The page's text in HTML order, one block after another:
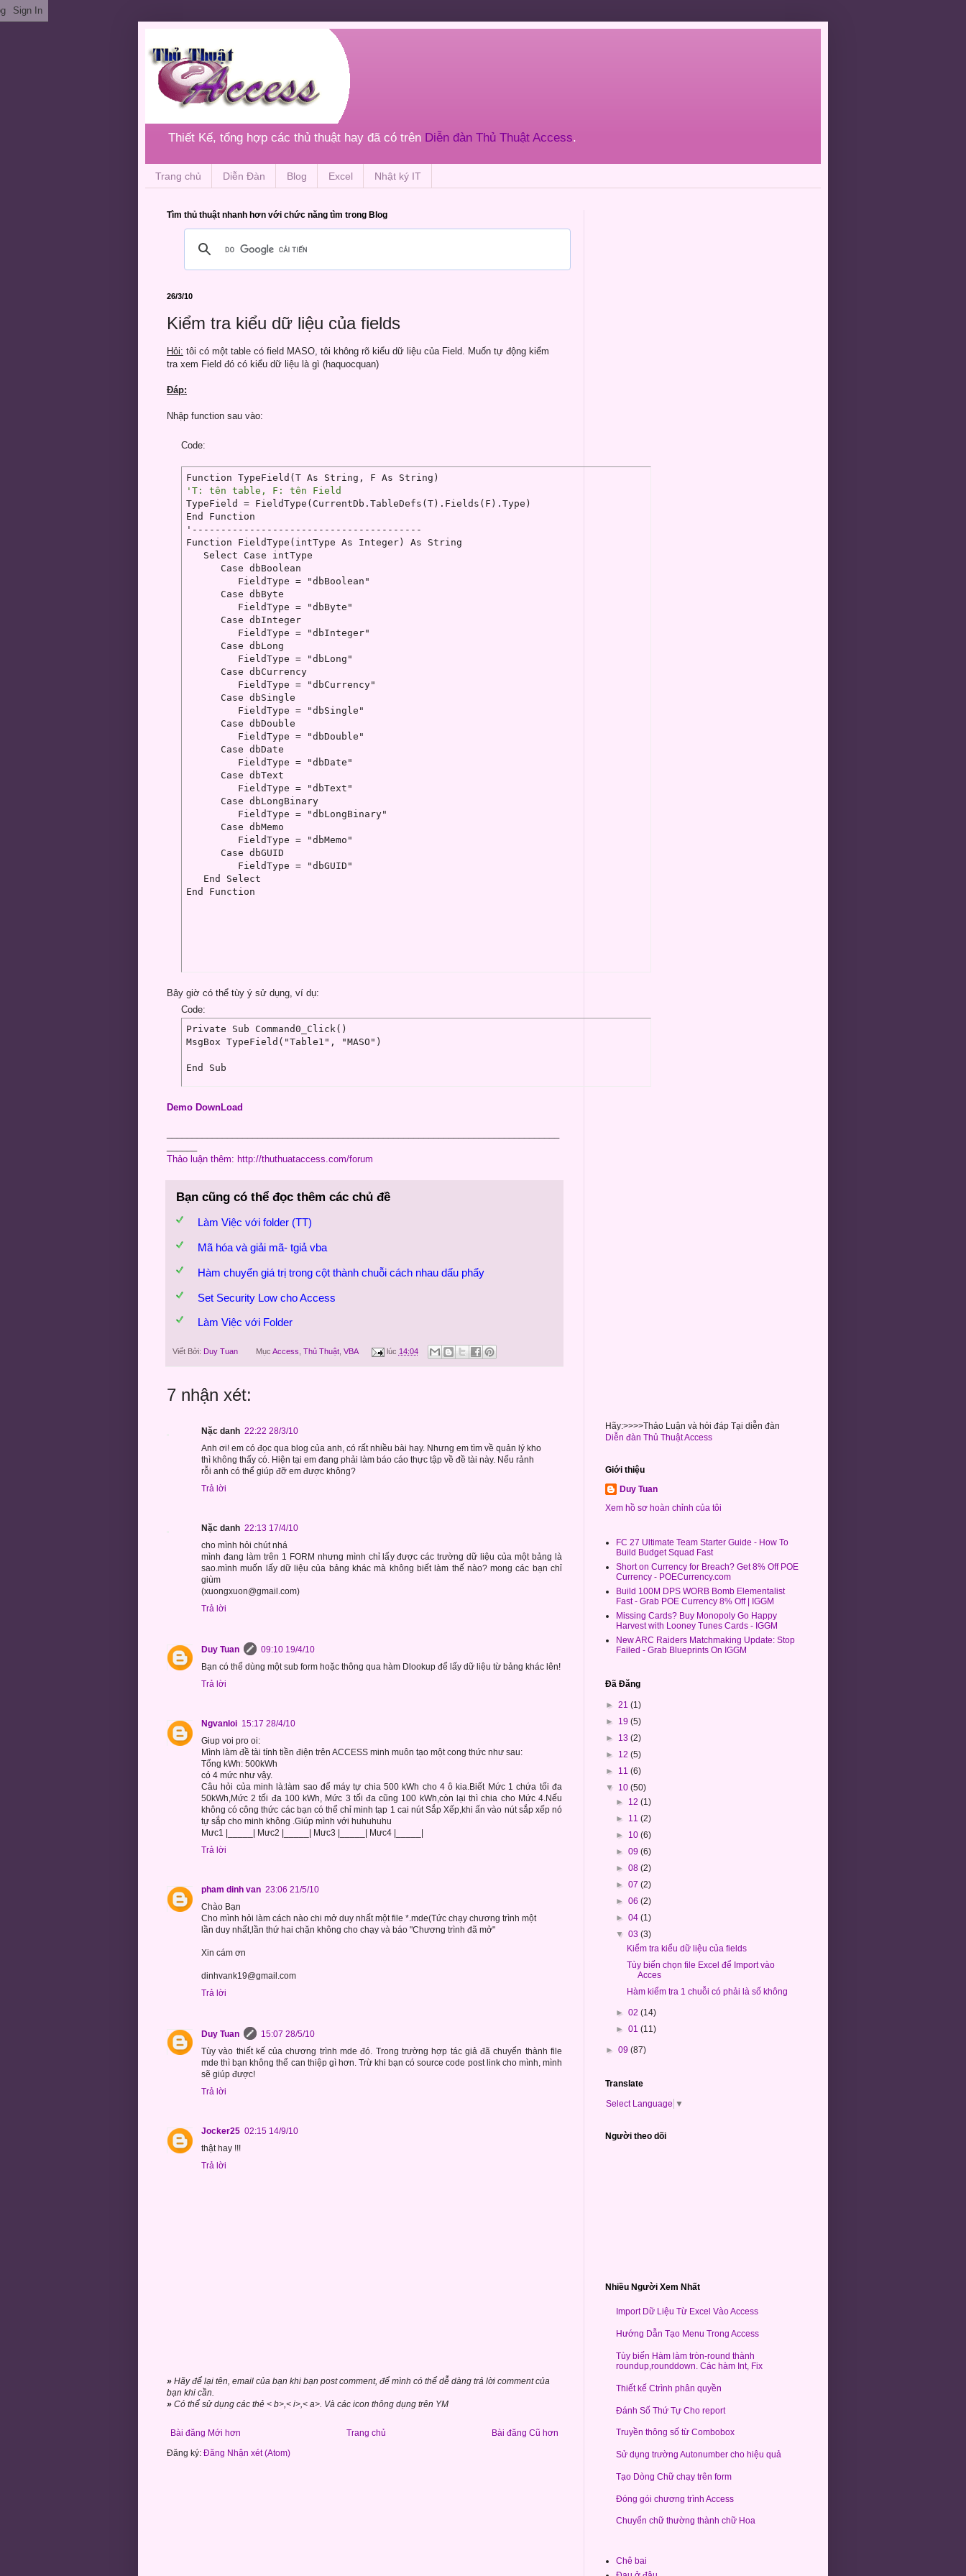
Thiết Kế, tổng hợp các thủ thuật hay đã có trên Diễn đàn Thủ Thuật Access.
Trang chủ Diễn Đàn Blog Excel Nhật ký IT
Tìm thủ thuật nhanh hơn với chức năng tìm trong Blog
26/3/10
Kiểm tra kiểu dữ liệu của fields
Hỏi: tôi có một table có field MASO, tôi không rõ kiểu dữ liệu của Field. Muốn tự động kiểm
tra xem Field đó có kiểu dữ liệu là gì (haquocquan)
Đáp:
Nhập function sau vào:
Code:
'T: tên table, F: tên Field
TypeField = FieldType(CurrentDb.TableDefs(T).Fields(F).Type)
End Function
'----------------------------------------
Function FieldType(intType As Integer) As String
   Select Case intType
      Case dbBoolean
         FieldType = "dbBoolean"
      Case dbByte
         FieldType = "dbByte"
      Case dbInteger
         FieldType = "dbInteger"
      Case dbLong
         FieldType = "dbLong"
      Case dbCurrency
         FieldType = "dbCurrency"
      Case dbSingle
         FieldType = "dbSingle"
      Case dbDouble
         FieldType = "dbDouble"
      Case dbDate
         FieldType = "dbDate"
      Case dbText
         FieldType = "dbText"
      Case dbLongBinary
         FieldType = "dbLongBinary"
      Case dbMemo
         FieldType = "dbMemo"
      Case dbGUID
         FieldType = "dbGUID"
   End Select
End Function
Bây giờ có thể tùy ý sử dụng, ví dụ:
Code:
Private Sub Command0_Click()
MsgBox TypeField("Table1", "MASO")
End Sub
Demo DownLoad
Thảo luận thêm: http://thuthuataccess.com/forum
Bạn cũng có thể đọc thêm các chủ đề
Làm Việc với folder (TT)
Mã hóa và giải mã- tgiả vba
Hàm chuyển giá trị trong cột thành chuỗi cách nhau dấu phẩy
Set Security Low cho Access
Làm Việc với Folder
Viết Bởi: Duy Tuan Mục Access Thủ Thuật, VBA lúc 14:04
7 nhận xét:
Nặc danh 22:22 28/3/10
Anh ơi! em có đọc qua blog của anh, có rất nhiều bài hay. Nhưng em tìm về quản lý kho
thì không thấy có. Hiện tại em đang phải làm báo cáo thực tập về đề tài này. Nếu rảnh
rỗi anh có thể giúp đỡ em được không?
Trả lời
Nặc danh 22:13 17/4/10
cho mình hỏi chút nhá
mình đang làm trên 1 FORM nhưng mình chỉ lấy được các trường dữ liệu của một bảng là
sao.mình muốn lấy dữ liệu của bảng khác mà không biết làm thế nào? mong các bạn chỉ
giùm
(xuongxuon@gmail.com)
Trả lời
Duy Tuan
09:10 19/4/10
Bạn có thể dùng một sub form hoặc thông qua hàm Dlookup để lấy dữ liệu từ bảng khác lên!
Trả lời
Ngvanloi 15:17 28/4/10
Giup voi pro oi:
Mình làm đề tài tính tiền điện trên ACCESS minh muôn tạo một cong thức như sau:
Tổng kWh: 500kWh
có 4 mức như vậy.
Câu hỏi của minh là:làm sao để máy tự chia 500 kWh cho 4 ô kia.Biết Mức 1 chứa tối đa
50kWh,Mức 2 tối đa 100 kWh, Mức 3 tối đa cũng 100 kWh,còn lại thì chia cho Mức 4.Nếu
không có công thức các bạn có thể chỉ minh tạp 1 cai nút Sắp Xếp,khi ấn vào nút sắp xếp nó
tự sắp cho minh không .Giúp mình với huhuhuhu
Mưc1 |_____| Mưc2 |_____| Mưc3 |_____| Mưc4 |_____|
Trả lời
pham dinh van 23:06 21/5/10
Chào Bạn
Cho mình hỏi làm cách nào chi mở duy nhất một file *.mde(Tức chạy chương trình một
lần duy nhất,lần thứ hai chặn không cho chạy và báo "Chương trình đã mở"
Xin cám ơn
dinhvank19@gmail.com
Trả lời
Duy Tuan
15:07 28/5/10
Tùy vào thiết kế của chương trình mde đó. Trong trường hợp tác giả đã chuyển thành file
mde thì bạn không thể can thiệp gì hơn. Trừ khi bạn có source code post link cho mình, mình
sẽ giúp được!
Trả lời
Jocker25 02:15 14/9/10
thật hay !!!
Trả lời
» Hãy để lại tên, email của bạn khi bạn post comment, để mình có thể dễ dàng trả lời comment của
bạn khi cần.
» Có thể sử dụng các thẻ < b>,< i>,< a>. Và các icon thông dụng trên YM
Bài đăng Mới hơn Bài đăng Cũ hơn
Trang chủ
Đăng ký: Đăng Nhận xét (Atom)
Hãy:>>>>Thảo Luận và hỏi đáp Tại diễn đàn
Diễn đàn Thủ Thuật Access
Giới thiệu
Duy Tuan
Xem hồ sơ hoàn chỉnh của tôi
FC 27 Ultimate Team Starter Guide - How To
Build Budget Squad Fast
Short on Currency for Breach? Get 8% Off POE
Currency - POECurrency.com
Build 100M DPS WORB Bomb Elementalist
Fast - Grab POE Currency 8% Off | IGGM
Missing Cards? Buy Monopoly Go Happy
Harvest with Looney Tunes Cards - IGGM
New ARC Raiders Matchmaking Update: Stop
Failed - Grab Blueprints On IGGM
Đã Đăng
► 21 (1)
► 19 (5)
► 13 (2)
► 12 (5)
► 11 (6)
▼ 10 (50)
► 12(1)
► 11(2)
► 10(6)
►09(6)
►08(2)
►07(2)
►06(2)
►04(1)
▼03(3)
Kiểm tra kiểu dữ liệu của fields
Tùy biến chọn file Excel để Import vào
Acces
Hàm kiểm tra 1 chuỗi có phải là số không
►02(14)
►01(11)
► 09 (87)
Translate
Select Language ▼
Người theo dõi
Nhiều Người Xem Nhất
Import Dữ Liệu Từ Excel Vào Access
Hướng Dẫn Tạo Menu Trong Access
Tùy biến Hàm làm tròn-round thành
roundup,rounddown. Các hàm Int, Fix
Thiết kế Ctrình phân quyền
Đánh Số Thứ Tự Cho report
Truyền thông số từ Combobox
Sử dụng trường Autonumber cho hiệu quả
Tạo Dòng Chữ chạy trên form
Đóng gói chương trình Access
Chuyển chữ thường thành chữ Hoa
Chê bai